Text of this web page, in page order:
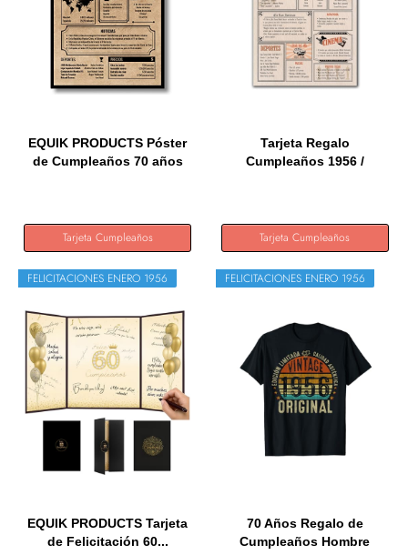
EQUIK PRODUCTS Póster
de Cumpleaños 70 años
Tarjeta Cumpleaños
Tarjeta Regalo
Cumpleaños 1956 /
Tarjeta Cumpleaños
FELICITACIONES ENERO 1956
EQUIK PRODUCTS Tarjeta
de Felicitación 60...
FELICITACIONES ENERO 1956
70 Años Regalo de
Cumpleaños Hombre